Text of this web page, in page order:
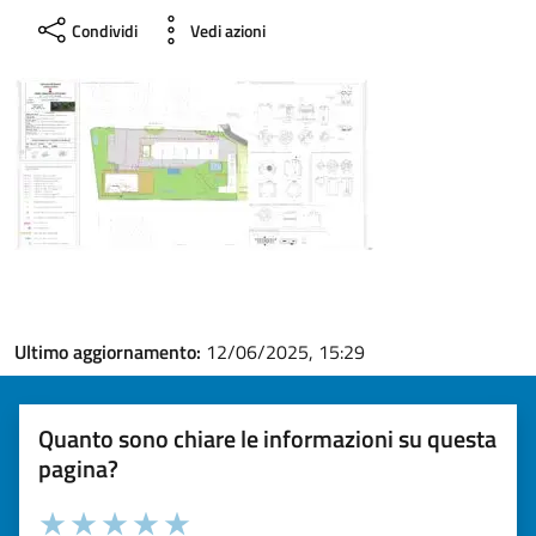
Condividi Vedi azioni
Ultimo aggiornamento: 12/06/2025, 15:29
Quanto sono chiare le informazioni su questa
pagina?
Valuta la chiarezza delle informazioni (da 1 a 5 stelle)
Seleziona il numero di stelle per valutare la chiarezza delle